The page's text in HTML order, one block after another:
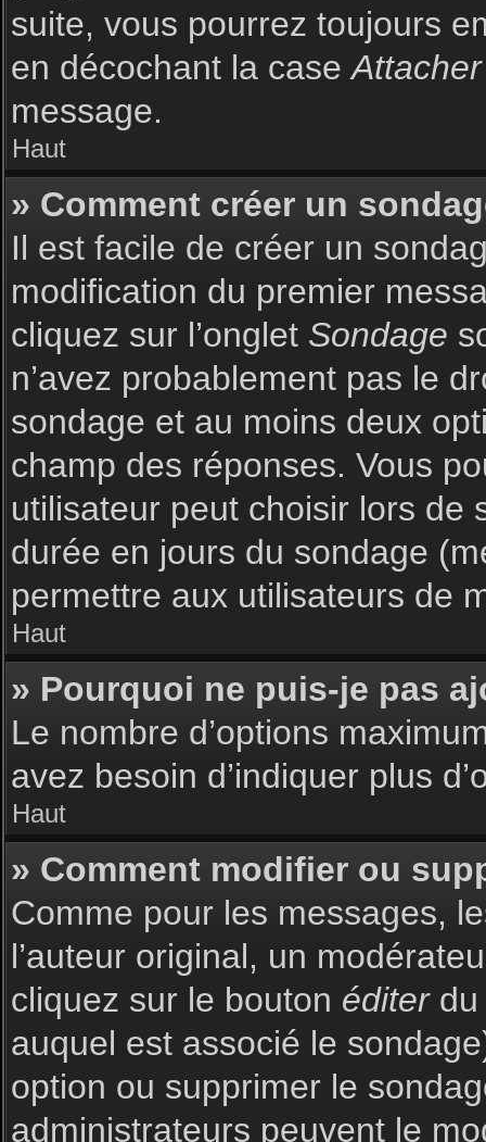
suite, vous pourrez toujours
en décochant la case
message.
Haut
» Comment créer un
Il est facile de créer un
modification du premier
cliquez sur l’onglet Sondage
n’avez probablement pas le
sondage et au moins deux
champ des réponses. Vous
utilisateur peut choisir lors de
durée en jours du sondage
permettre aux utilisateurs de
Haut
» Pourquoi ne puis-je pas
Le nombre d’options
avez besoin d’indiquer plus
Haut
» Comment modifier ou
Comme pour les messages,
l’auteur original, un
cliquez sur le bouton éditerdu
auquel est associé le
option ou supprimer le
administrateurs peuvent le